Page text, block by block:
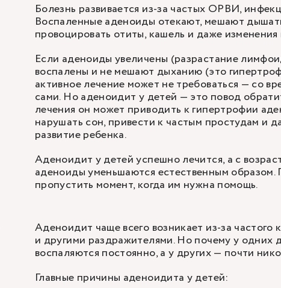
Болезнь развивается из-за частых ОРВИ,
Воспаленные аденоиды отекают, мешают
провоцировать отиты, кашель и даже изменения
Если аденоиды увеличены (разрастание
воспалены и не мешают дыханию (это
активное лечение может не требоваться — со
сами. Но аденоидит у детей — это повод
лечения он может приводить к гипертрофии
нарушать сон, привести к частым простудам и
развитие ребенка.
Аденоидит у детей успешно лечится, а с
аденоиды уменьшаются естественным образом.
пропустить момент, когда им нужна помощь.
Аденоидит чаще всего возникает из-за частого
и другими раздражителями. Но почему у одних
воспаляются постоянно, а у других — почти
Главные причины аденоидита у детей: